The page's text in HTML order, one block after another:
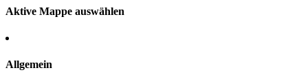
Aktive Mappe auswählen
Allgemein